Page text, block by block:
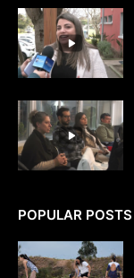
POPULAR POSTS